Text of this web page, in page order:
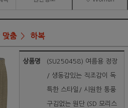
맞춤 하복
상품명 (SU250458) 여름용 정장
/ 생동감있는 직조감이 독
특한 스타일/ 시원한 통풍
구김없는 원단 (SD 모리스